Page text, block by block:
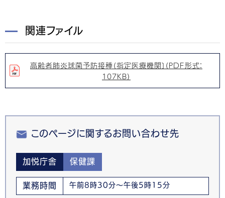
関連ファイル
高齢者肺炎球菌予防接種（指定医療機関〕（PDF形式：
107KB）
このページに関するお問い合わせ先
加悦庁舎 保健課
業務時間 午前8時30分～午後5時15分